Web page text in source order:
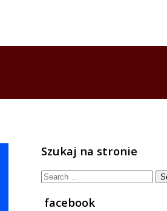
Szukaj na stronie
Search
facebook